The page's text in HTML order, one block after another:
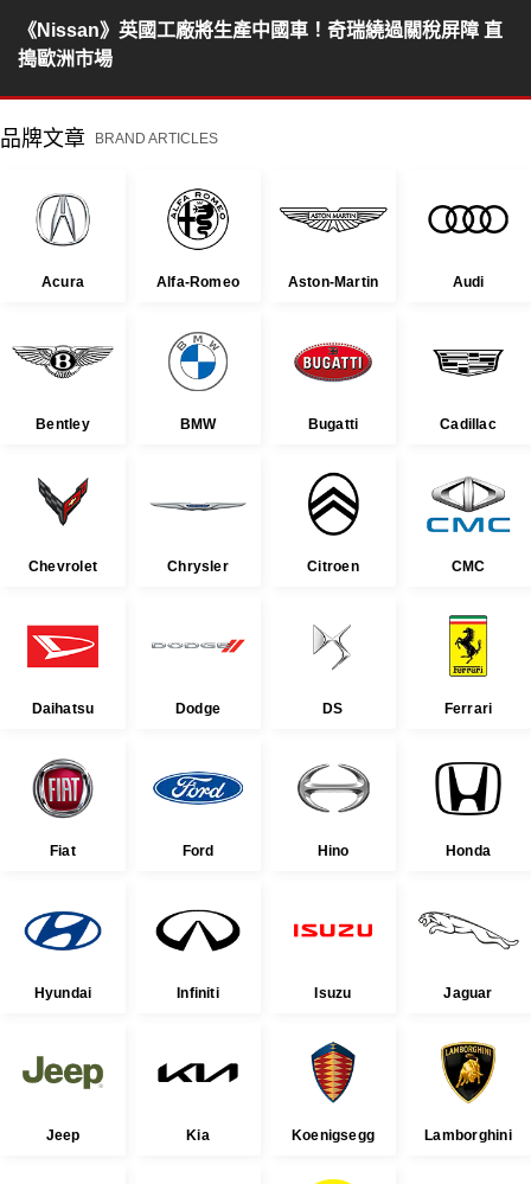
《Nissan》英國工廠將生產中國車！奇瑞繞過關稅屏障 直
搗歐洲市場
品牌文章 BRAND ARTICLES
Acura Alfa-Romeo Aston-Martin Audi
Bentley BMW Bugatti Cadillac
Chevrolet Chrysler Citroen CMC
Daihatsu Dodge DS Ferrari
Fiat Ford Hino Honda
Hyundai Infiniti Isuzu Jaguar
Jeep Kia Koenigsegg Lamborghini